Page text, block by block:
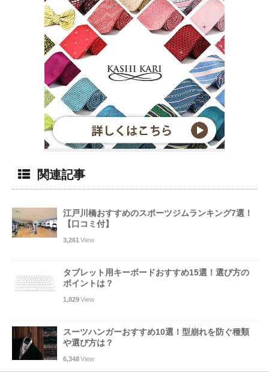
関連記事
江戸川橋おすすめのスポーツジムランキング7選！
【口コミ付】
3,261 View
タブレット用キーボードおすすめ15選！選び方の
ポイントは？
1,829View
スーツハンガーおすすめ10選！型崩れを防ぐ種類
や選び方は？
6,348View